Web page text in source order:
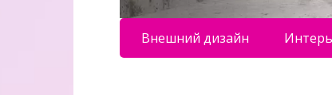
Внешний дизайн